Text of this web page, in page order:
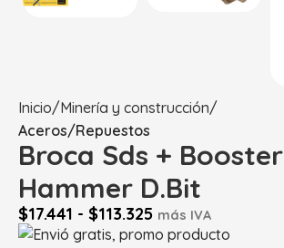
Inicio Minería y construcción
Aceros/Repuestos
Broca Sds + Booster
Hammer D.Bit
$17.441 - $113.325 más IVA